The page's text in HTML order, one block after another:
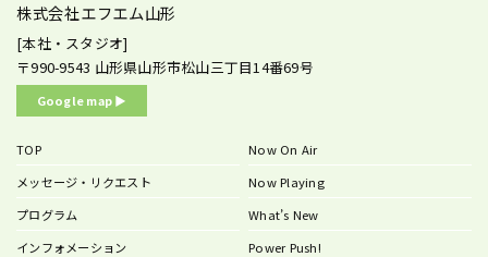
株式会社エフエム山形
[本社・スタジオ]
〒990-9543 山形県山形市松山三丁目14番69号
Google map ▶︎
TOP
メッセージ・リクエスト
プログラム
インフォメーション
Now On Air
Now Playing
What’s New
Power Push!